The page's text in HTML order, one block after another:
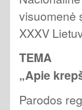
visuomenė
XXXV
TEMA
„Apie
Parodos